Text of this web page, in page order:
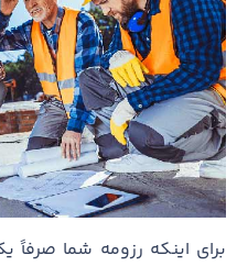
برای اینکه رزومه شما